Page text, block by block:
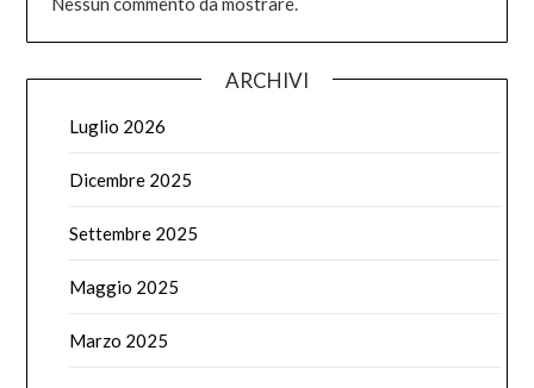
ARCHIVI
Luglio 2026
Dicembre 2025
Settembre 2025
Maggio 2025
Marzo 2025